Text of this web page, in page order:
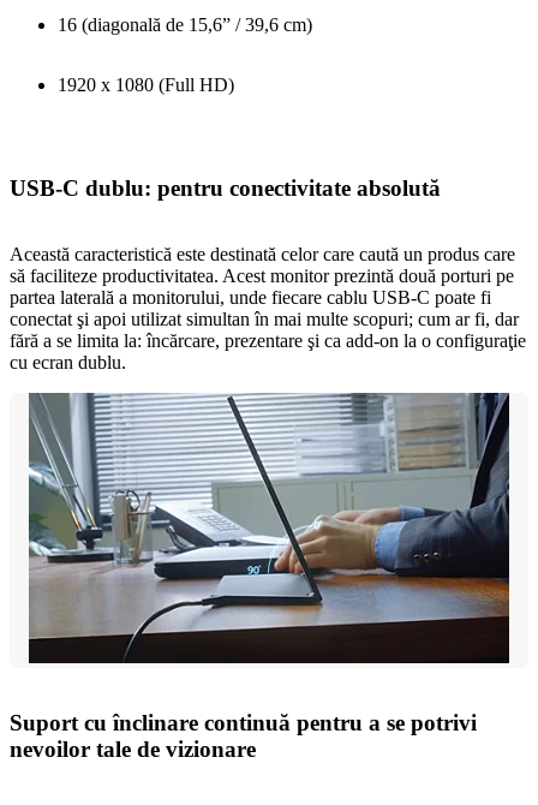
16 (diagonală de 15,6” / 39,6 cm)
1920 x 1080 (Full HD)
USB-C dublu: pentru conectivitate absolută
Această caracteristică este destinată celor care caută un produs care
să faciliteze productivitatea. Acest monitor prezintă două porturi pe
partea laterală a monitorului, unde fiecare cablu USB-C poate fi
conectat şi apoi utilizat simultan în mai multe scopuri; cum ar fi, dar
fără a se limita la: încărcare, prezentare şi ca add-on la o configuraţie
cu ecran dublu.
Suport cu înclinare continuă pentru a se potrivi
nevoilor tale de vizionare